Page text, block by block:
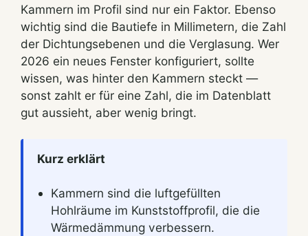
Kammern im Profil sind nur ein Faktor. Ebenso
wichtig sind die Bautiefe in Millimetern, die Zahl
der Dichtungsebenen und die Verglasung. Wer
2026 ein neues Fenster konfiguriert, sollte
wissen, was hinter den Kammern steckt —
sonst zahlt er für eine Zahl, die im Datenblatt
gut aussieht, aber wenig bringt.
Kurz erklärt
Kammern sind die luftgefüllten
Hohlräume im Kunststoffprofil, die die
Wärmedämmung verbessern.